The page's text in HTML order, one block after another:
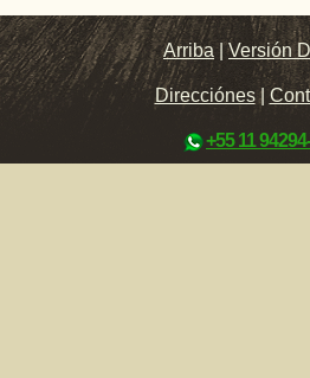
Arriba |Versión
Direcciónes|
+55 11